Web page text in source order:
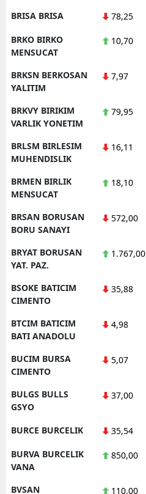
BRISA BRISA 78,25
BRKO BIRKO
MENSUCAT
10,70
BRKSN BERKOSAN
YALITIM
7,97
BRKVY BIRIKIM
VARLIK YONETIM
79,95
BRLSM BIRLESIM
MUHENDISLIK
16,11
BRMEN BIRLIK
MENSUCAT
18,10
BRSAN BORUSAN
BORU SANAYI
572,00
BRYAT BORUSAN
YAT. PAZ.
1.767,00
BSOKE BATICIM
CIMENTO
35,88
BTCIM BATICIM
BATI ANADOLU
4,98
BUCIM BURSA
CIMENTO
5,07
BULGS BULLS
GSYO
37,00
BURCE BURCELIK 35,54
BURVA BURCELIK
VANA
850,00
BVSAN
110,00